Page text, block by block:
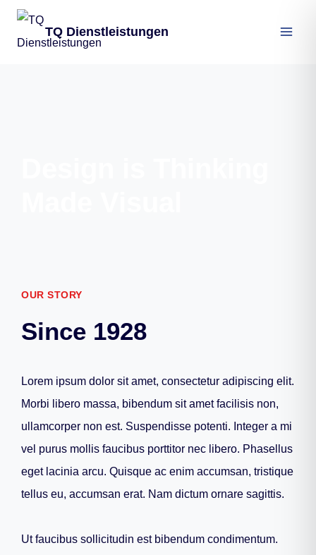
TQ Dienstleistungen
OUR STORY
Since 1928
Lorem ipsum dolor sit amet, consectetur adipiscing elit.
Morbi libero massa, bibendum sit amet facilisis non,
ullamcorper non est. Suspendisse potenti. Integer a mi
vel purus mollis faucibus porttitor nec libero. Phasellus
eget lacinia arcu. Quisque ac enim accumsan, tristique
tellus eu, accumsan erat. Nam dictum ornare sagittis.
Ut faucibus sollicitudin est bibendum condimentum.